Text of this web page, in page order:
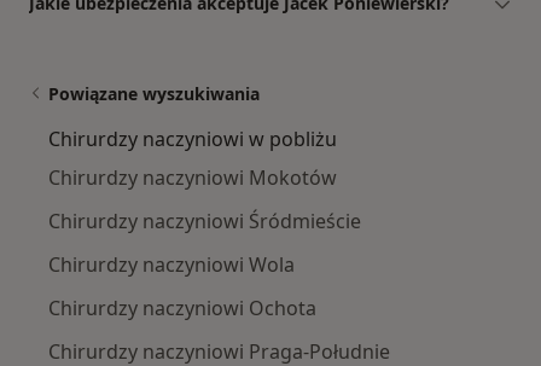
Powiązane wyszukiwania
Chirurdzy naczyniowi w pobliżu
Chirurdzy naczyniowi Mokotów
Chirurdzy naczyniowi Śródmieście
Chirurdzy naczyniowi Wola
Chirurdzy naczyniowi Ochota
Chirurdzy naczyniowi Praga-Południe